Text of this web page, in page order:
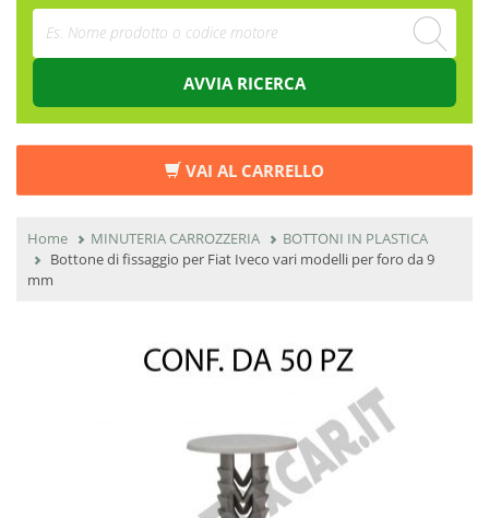
AVVIA RICERCA
VAI AL CARRELLO
Home MINUTERIA CARROZZERIA
BOTTONI IN PLASTICA
Bottone di fissaggio per Fiat Iveco vari modelli per foro da 9
mm